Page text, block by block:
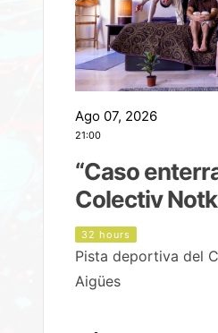
Ago 07, 2026
21:00
“Caso
Colectiv
32 hours
Pista deportiva del
Aigües